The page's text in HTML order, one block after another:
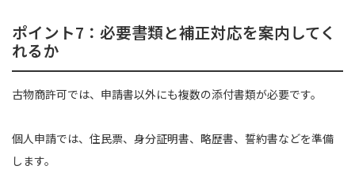
ポイント7：必要書類と補正対応を案内してく
れるか
古物商許可では、申請書以外にも複数の添付書類が必要です。
個人申請では、住民票、身分証明書、略歴書、誓約書などを準備
します。